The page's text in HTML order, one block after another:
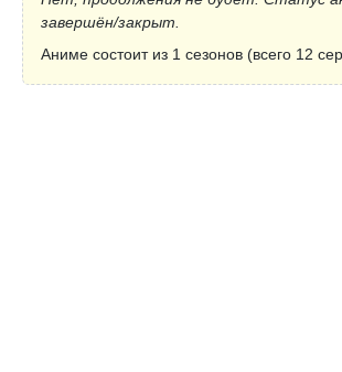
завершён/закрыт.
Аниме состоит из 1 сезонов (всего 12